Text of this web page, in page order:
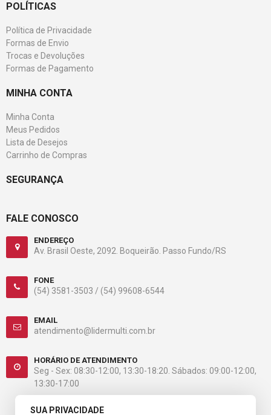
POLÍTICAS
Política de Privacidade
Formas de Envio
Trocas e Devoluções
Formas de Pagamento
MINHA CONTA
Minha Conta
Meus Pedidos
Lista de Desejos
Carrinho de Compras
SEGURANÇA
FALE CONOSCO
ENDEREÇO
Av. Brasil Oeste, 2092. Boqueirão. Passo Fundo/RS
FONE
(54) 3581-3503 / (54) 99608-6544
EMAIL
atendimento@lidermulti.com.br
HORÁRIO DE ATENDIMENTO
Seg - Sex: 08:30-12:00, 13:30-18:20. Sábados: 09:00-12:00,
13:30-17:00
SUA PRIVACIDADE